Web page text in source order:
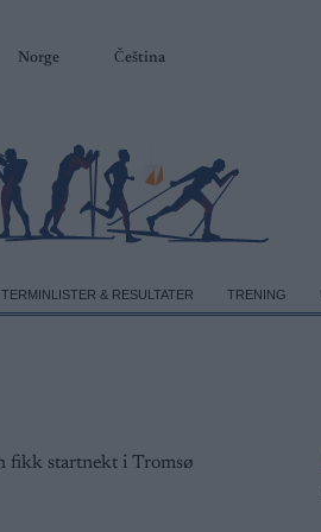
Norge Čeština
TERMINLISTER & RESULTATER TRENING